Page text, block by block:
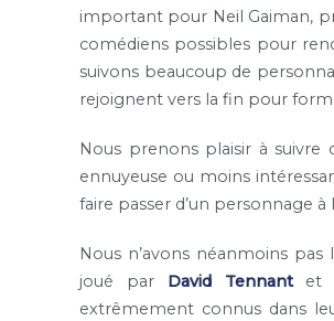
important pour Neil Gaiman,
comédiens possibles pour
suivons beaucoup de
rejoignent vers la fin pour
Nous prenons plaisir à suivre
ennuyeuse ou moins
faire passer d’un personnage
Nous n’avons néanmoins
joué par David Tennantet
extrêmement connus dans